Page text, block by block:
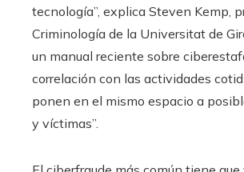
tecnología”, explica Steven Kemp,
Criminología de la Universitat de
un manual reciente sobre
correlación con las actividades
ponen en el mismo espacio a
y víctimas”.